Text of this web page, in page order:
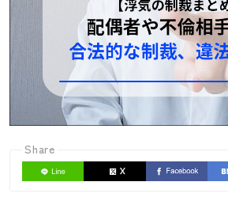
Share